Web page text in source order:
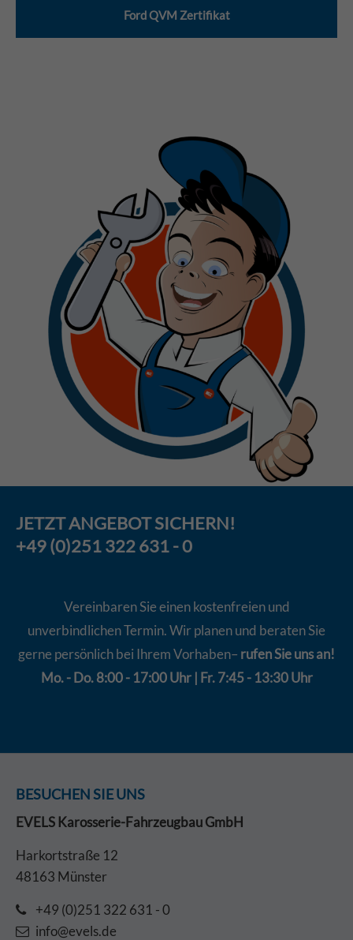
Ford QVM Zertifikat
JETZTANGEBOTSICHERN!
+49 (0)251 322 631 - 0
Vereinbaren Sie einen kostenfreien und
unverbindlichen Termin. Wir planen und beraten Sie
gerne persönlich bei Ihrem Vorhaben– rufen Sie uns an!
Mo. - Do. 8:00 - 17:00 Uhr | Fr. 7:45 - 13:30 Uhr
BESUCHEN SIE UNS
EVELS Karosserie-Fahrzeugbau GmbH
Harkortstraße 12
48163 Münster
+49 (0)251 322 631 - 0
info@evels.de